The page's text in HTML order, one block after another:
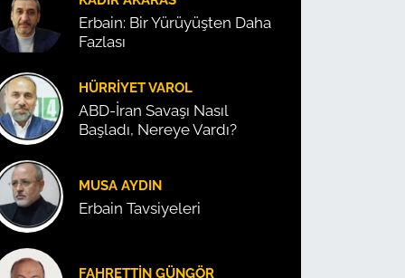
Erbain: Bir Yürüyüşten Daha
Fazlası
HÜRRIYET VAROL
ABD-İran Savaşı Nasıl
Başladı, Nereye Vardı?
MUSA AYDIN
Erbain Tavsiyeleri
FAHRETTIN GÜNGÖR